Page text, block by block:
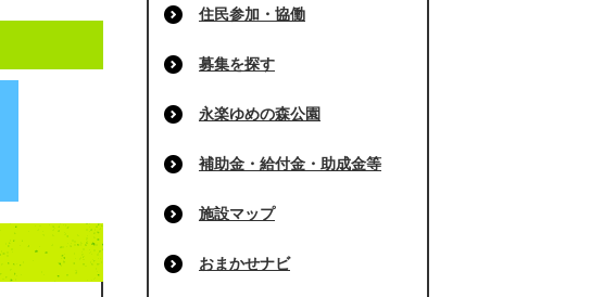
住民参加・協働
募集を探す
永楽ゆめの森公園
補助金・給付金・助成金等
施設マップ
おまかせナビ